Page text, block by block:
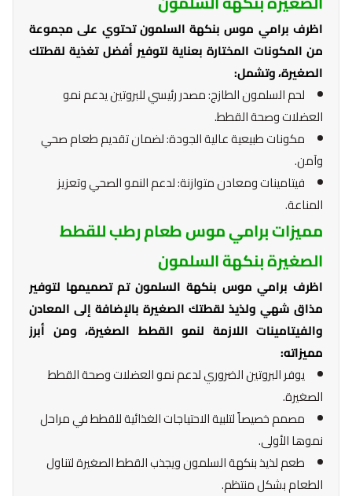
اظرف برامي موس بنكهة السلمون تحتوي على مجموعة
من المكونات المختارة بعناية لتوفير أفضل تغذية لقطتك
الصغيرة، وتشمل:
لحم السلمون الطازج: مصدر رئيسي للبروتين يدعم نمو
العضلات وصحة القطط.
مكونات طبيعية عالية الجودة: لضمان تقديم طعام صحي
وآمن.
فيتامينات ومعادن متوازنة: لدعم النمو الصحي وتعزيز
المناعة.
مميزات برامي موس طعام رطب للقطط
الصغيرة بنكهة السلمون
اظرف برامي موس بنكهة السلمون تم تصميمها لتوفير
مذاق شهي ولذيذ لقطتك الصغيرة بالإضافة إلى المعادن
والفيتامينات اللازمة لنمو القطط الصغيرة، ومن أبرز
مميزاته:
يوفر البروتين الضروري لدعم نمو العضلات وصحة القطط
الصغيرة.
مصمم خصيصاً لتلبية الاحتياجات الغذائية للقطط في مراحل
نموها الأولى.
طعم لذيذ بنكهة السلمون ويجذب القطط الصغيرة لتناول
الطعام بشكل منتظم.